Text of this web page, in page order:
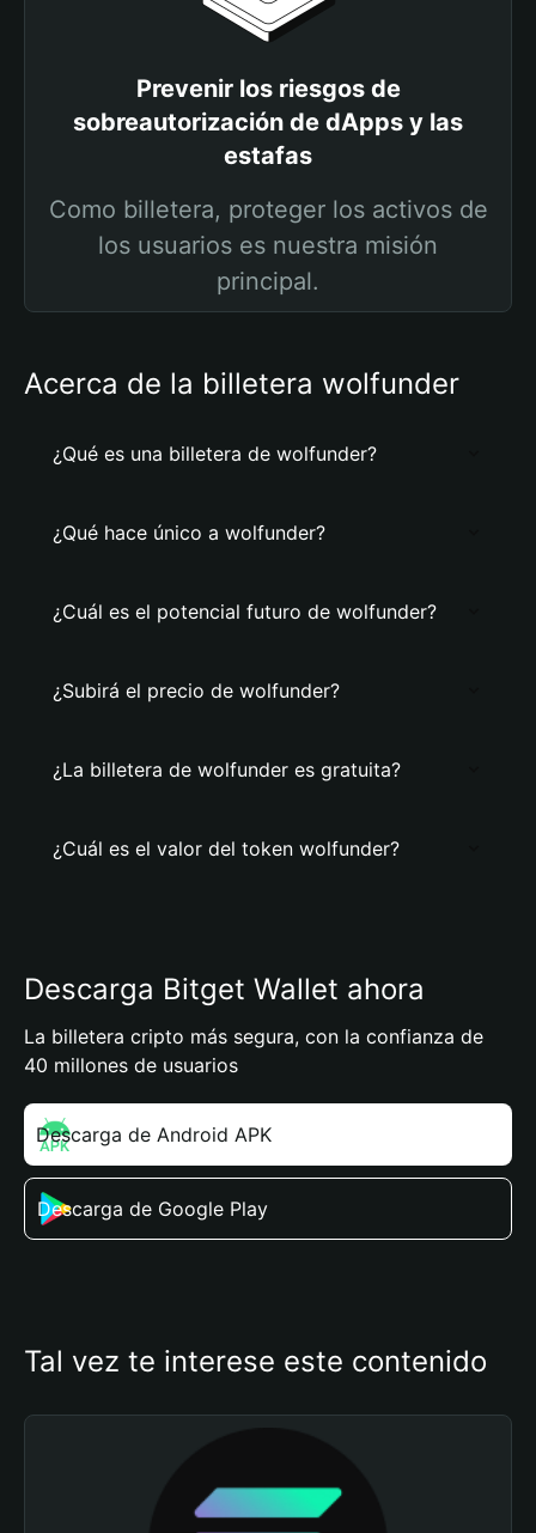
Prevenir los riesgos de
sobreautorización de dApps y las
estafas
Como billetera, proteger los activos de
los usuarios es nuestra misión
principal.
Acerca de la billetera wolfunder
¿Qué es una billetera de wolfunder?
¿Qué hace único a wolfunder?
¿Cuál es el potencial futuro de wolfunder?
¿Subirá el precio de wolfunder?
¿La billetera de wolfunder es gratuita?
¿Cuál es el valor del token wolfunder?
Descarga Bitget Wallet ahora
La billetera cripto más segura, con la confianza de
40 millones de usuarios
Descarga de Android APK
Descarga de Google Play
Tal vez te interese este contenido